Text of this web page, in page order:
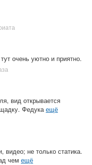
очень уютно и приятно.
вид открывается
Федукаещё
видео; не только статика.
чем ещё